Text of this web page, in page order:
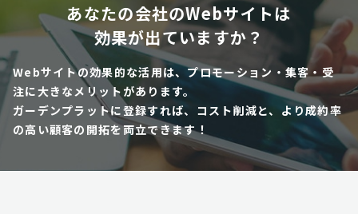
あなたの会社のWebサイトは
効果が出ていますか？
Webサイトの効果的な活用は、プロモーション・集客・受
注に大きなメリットがあります。
ガーデンプラットに登録すれば、コスト削減と、より成約率
の高い顧客の開拓を両立できます！